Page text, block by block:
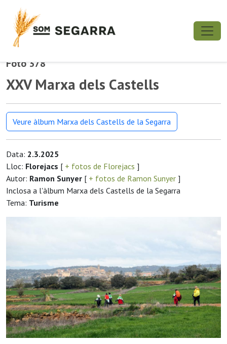
Foto 378
XXV Marxa dels Castells
Veure àlbum Marxa dels Castells de la Segarra
Data: 2.3.2025
Lloc: Florejacs [ + fotos de Florejacs ]
Autor: Ramon Sunyer [ + fotos de Ramon Sunyer ]
Inclosa a l'àlbum Marxa dels Castells de la Segarra
Tema: Turisme